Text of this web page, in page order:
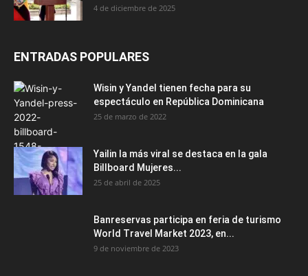
4 de diciembre de 2025
ENTRADAS POPULARES
Wisin y Yandel tienen fecha para su
espectáculo en República Dominicana
25 de marzo de 2022
Yailin la más viral se destaca en la gala
Billboard Mujeres...
25 de abril de 2025
Banreservas participa en feria de turismo
World Travel Market 2023, en...
9 de noviembre de 2023